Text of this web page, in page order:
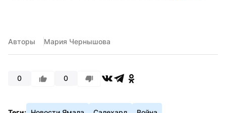
Авторы Мария Чернышова
0 0